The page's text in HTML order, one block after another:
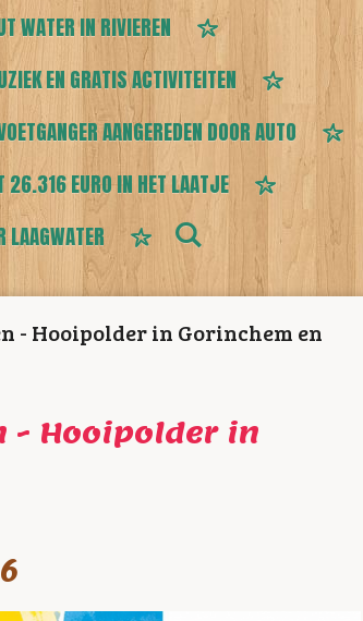
WATER IN RIVIEREN
EN GRATIS ACTIVITEITEN
AANGEREDEN DOOR AUTO
26.316 EURO IN HET LAATJE
LAAGWATER
- Hooipolder in Gorinchem en
- Hooipolder in